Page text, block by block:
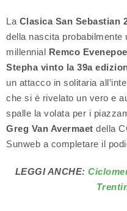
La Clasica San Sebastian
della nascita probabilmente
millennial Remco
Stepha vinto la 39a
un attacco in solitaria
che si è rivelato un vero e
spalle la volata per i
Greg Van Avermaet della
Sunweb a completare il
LEGGI ANCHE: